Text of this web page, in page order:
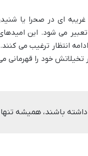
ای در صحرا یا
می شود. این
انتظار ترغیب می
خود را قهرمانی
باشند، همیشه